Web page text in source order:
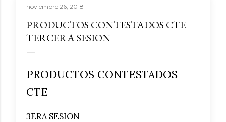
noviembre 26, 2018
PRODUCTOS CONTESTADOS CTE
TERCERA SESION
PRODUCTOS CONTESTADOS
CTE
3ERA SESION